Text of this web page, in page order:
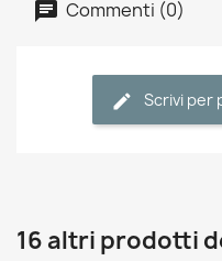
Commenti (0)
Scrivi per
16 altri prodotti